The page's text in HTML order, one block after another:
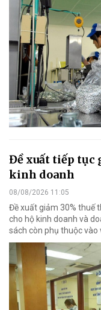
Đề xuất tiếp tục
kinh doanh
08/08/2026 11:05
Đề xuất giảm 30% thuế
cho hộ kinh doanh và
sách còn phụ thuộc vào